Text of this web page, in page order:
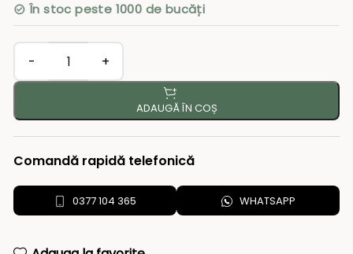
În stoc peste 1000 de bucăți
ADAUGĂ ÎN COȘ
Comandă rapidă telefonică
0377 104 365 WHATSAPP